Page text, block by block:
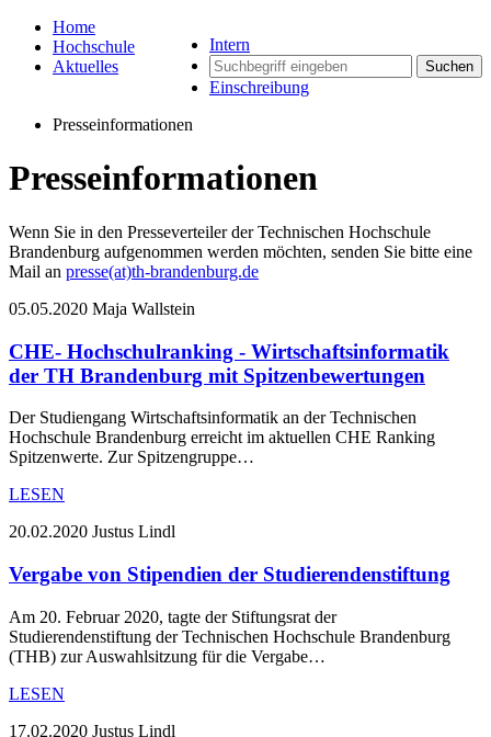
Intern
Suchen
Einschreibung
Home
Hochschule
Aktuelles
Presseinformationen
Presseinformationen
Wenn Sie in den Presseverteiler der Technischen Hochschule
Brandenburg aufgenommen werden möchten, senden Sie bitte eine
Mail an presse(at)th-brandenburg.de
05.05.2020 Maja Wallstein
CHE- Hochschulranking - Wirtschaftsinformatik
der TH Brandenburg mit Spitzenbewertungen
Der Studiengang Wirtschaftsinformatik an der Technischen
Hochschule Brandenburg erreicht im aktuellen CHE Ranking
Spitzenwerte. Zur Spitzengruppe…
LESEN
20.02.2020 Justus Lindl
Vergabe von Stipendien der Studierendenstiftung
Am 20. Februar 2020, tagte der Stiftungsrat der
Studierendenstiftung der Technischen Hochschule Brandenburg
(THB) zur Auswahlsitzung für die Vergabe…
LESEN
17.02.2020 Justus Lindl